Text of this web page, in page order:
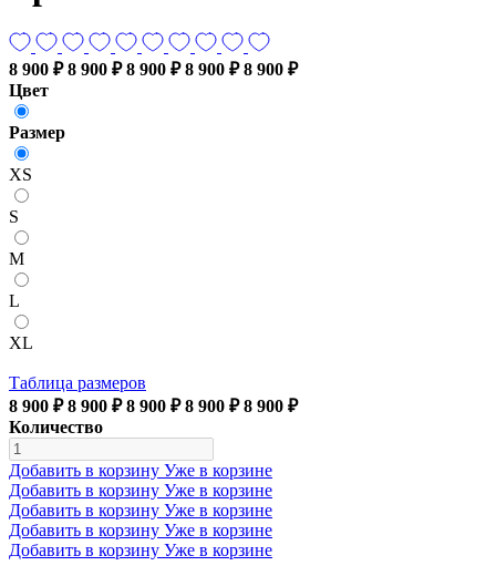
8 900 ₽ 8 900 ₽ 8 900 ₽ 8 900 ₽ 8 900 ₽
Цвет
Размер
XS
S
M
L
XL
Таблица размеров
8 900 ₽ 8 900 ₽ 8 900 ₽ 8 900 ₽ 8 900 ₽
Количество
Добавить в корзину Уже в корзине
Добавить в корзину Уже в корзине
Добавить в корзину Уже в корзине
Добавить в корзину Уже в корзине
Добавить в корзину Уже в корзине